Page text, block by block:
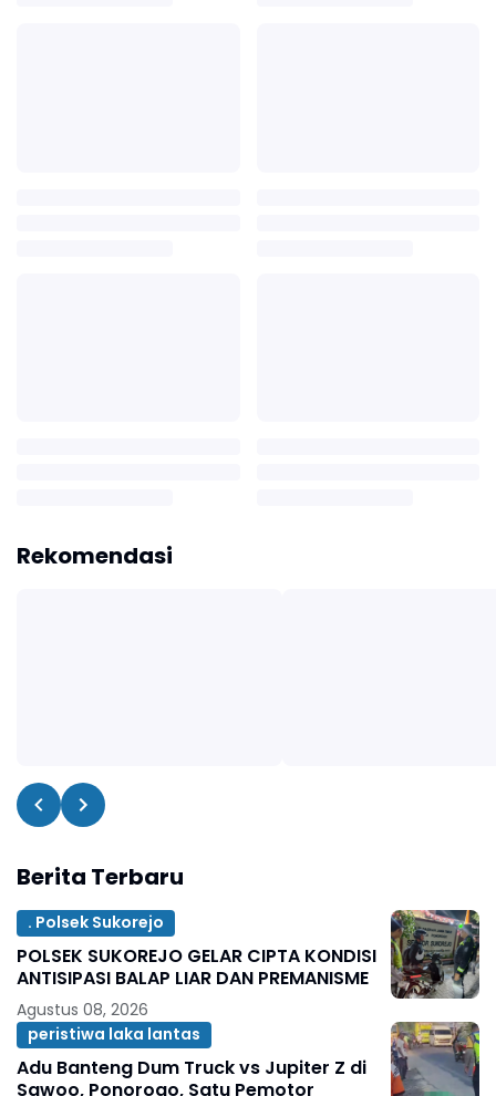
Rekomendasi
Berita Terbaru
. Polsek Sukorejo
POLSEK SUKOREJO GELAR CIPTA KONDISI
ANTISIPASI BALAP LIAR DAN PREMANISME
Agustus 08, 2026
peristiwa laka lantas
Adu Banteng Dum Truck vs Jupiter Z di
Sawoo, Ponorogo, Satu Pemotor